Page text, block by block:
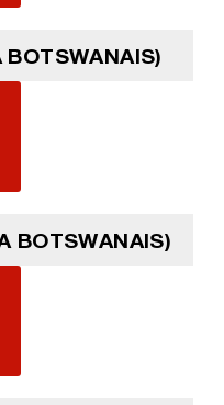
BOTSWANAIS)